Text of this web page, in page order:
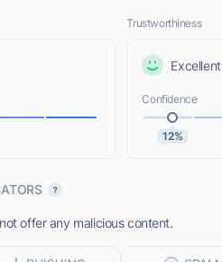
Trustworthiness
Excellent
Confidence
12%
offer any malicious content.